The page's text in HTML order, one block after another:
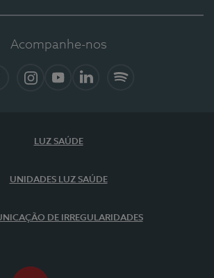
Acompanhe-nos
LUZ SAÚDE
UNIDADES LUZ SAÚDE
DE IRREGULARIDADES